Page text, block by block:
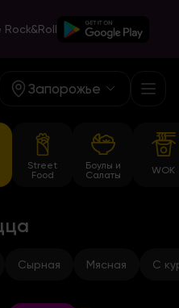
Запорожье
Street
Food
Боулы и
Салаты
WOK
Сырная Мясная С